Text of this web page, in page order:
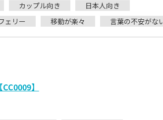
カップル向き
日本人向き
ェリー 移動が楽々 言葉の不安がな
】